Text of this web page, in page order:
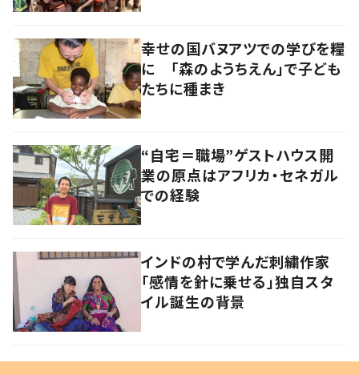
幸せの国バヌアツでの学びを糧
に 「森のようちえん」で子ども
たちに種まき
“自宅＝職場”ゲストハウス開
業の原点はアフリカ・セネガル
での経験
インドの村で学んだ刺繍作家
「感情を針に乗せる」独自スタ
イル誕生の背景